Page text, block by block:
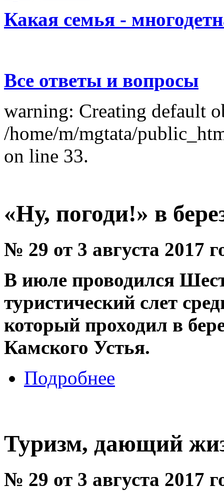
Какая семья -
Все ответы и вопросы
warning: Creating default
/home/m/mgtata/
on line 33.
«Ну, погоди!» в
№ 29 от 3 августа 2017
В июле проводился
туристический слет
который проходил в
Камского Устья.
Подробнее
Туризм, дающий
№ 29 от 3 августа 2017